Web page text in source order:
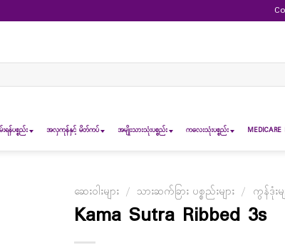
န်ပစ္စည်း အလှကုန်နှင့် မိတ်ကပ် အမျိုးသားသုံးပစ္စည်း ကလေးသုံးပစ္စည်း MEDICARE
ဆေးဝါးများ / သားဆက်ခြား ပစ္စည်းများ / ကွန်ဒုံးမ
Kama Sutra Ribbed 3s